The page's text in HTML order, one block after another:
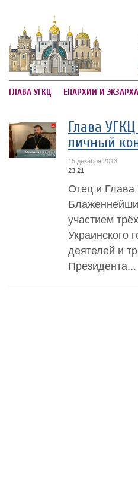
ГЛАВА УГКЦ ЕПАРХИИ И
Глава
личный
15 декабря 2013
23:21
Отец и Глава
участием
Украинского
деятелей и
Президента...